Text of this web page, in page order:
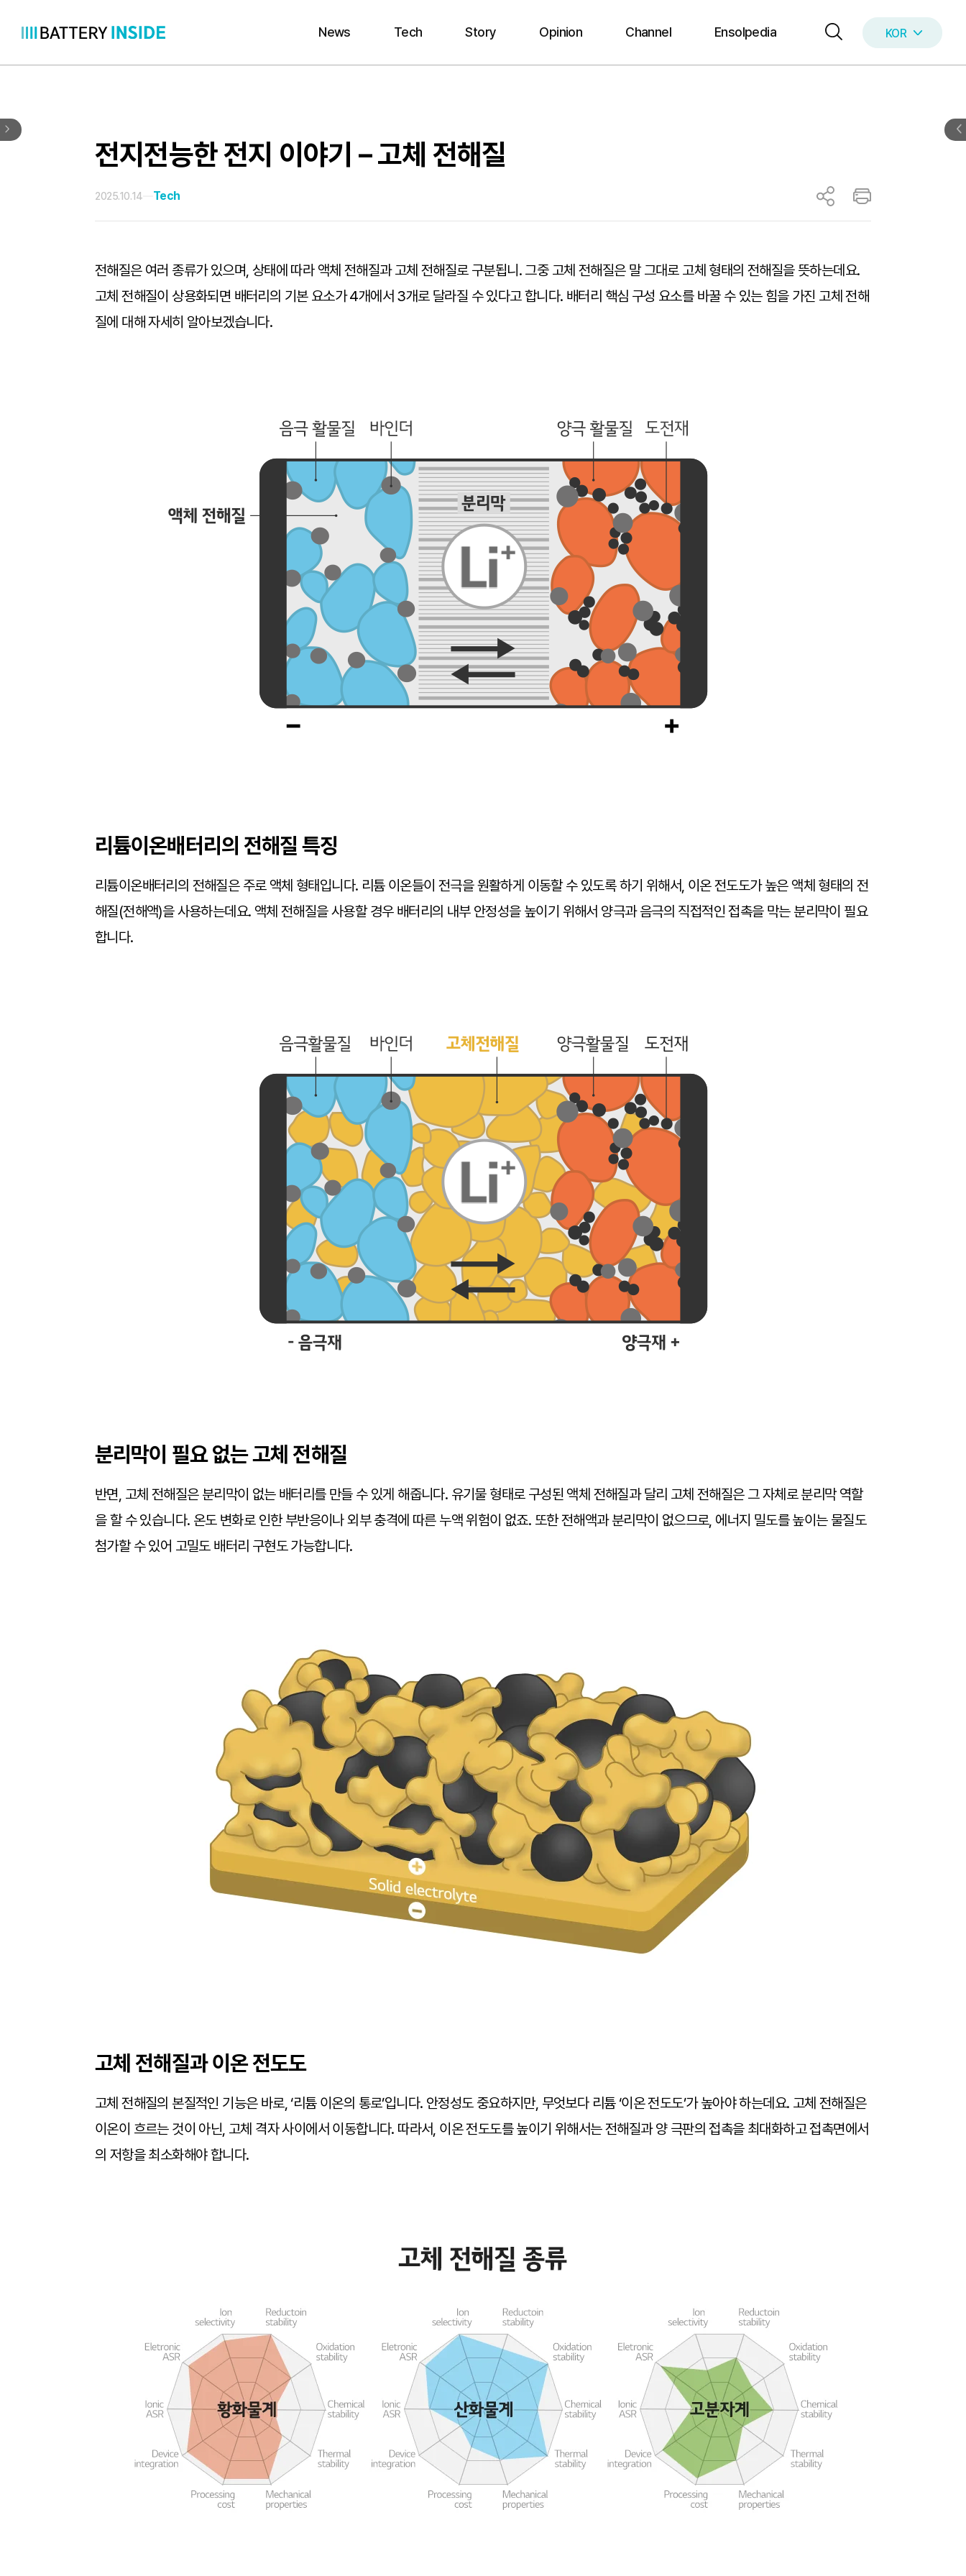
츠
바
로
News Tech Story Opinion Channel Ensolpedia KOR
ENG
전지전능한 전지 이야기 – 고체 전해질
2025.10.14 Tech
전해질은 여러 종류가 있으며, 상태에 따라 액체 전해질과 고체 전해질로 구분됩니. 그중 고체 전해질은 말 그대로 고체 형태의 전해질을 뜻하는데요.
고체 전해질이 상용화되면 배터리의 기본 요소가 4개에서 3개로 달라질 수 있다고 합니다. 배터리 핵심 구성 요소를 바꿀 수 있는 힘을 가진 고체 전해
질에 대해 자세히 알아보겠습니다.
리튬이온배터리의 전해질 특징
리튬이온배터리의 전해질은 주로 액체 형태입니다. 리튬 이온들이 전극을 원활하게 이동할 수 있도록 하기 위해서, 이온 전도도가 높은 액체 형태의 전
해질(전해액)을 사용하는데요. 액체 전해질을 사용할 경우 배터리의 내부 안정성을 높이기 위해서 양극과 음극의 직접적인 접촉을 막는 분리막이 필요
합니다.
분리막이 필요 없는 고체 전해질
반면, 고체 전해질은 분리막이 없는 배터리를 만들 수 있게 해줍니다. 유기물 형태로 구성된 액체 전해질과 달리 고체 전해질은 그 자체로 분리막 역할
을 할 수 있습니다. 온도 변화로 인한 부반응이나 외부 충격에 따른 누액 위험이 없죠. 또한 전해액과 분리막이 없으므로, 에너지 밀도를 높이는 물질도
첨가할 수 있어 고밀도 배터리 구현도 가능합니다.
고체 전해질과 이온 전도도
고체 전해질의 본질적인 기능은 바로, ‘리튬 이온의 통로’입니다. 안정성도 중요하지만, 무엇보다 리튬 ‘이온 전도도’가 높아야 하는데요. 고체 전해질은
이온이 흐르는 것이 아닌, 고체 격자 사이에서 이동합니다. 따라서, 이온 전도도를 높이기 위해서는 전해질과 양 극판의 접촉을 최대화하고 접촉면에서
의 저항을 최소화해야 합니다.